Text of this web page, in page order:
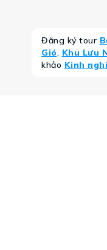
Đăng ký tour
Gió, Khu Lưu
khảo Kinh